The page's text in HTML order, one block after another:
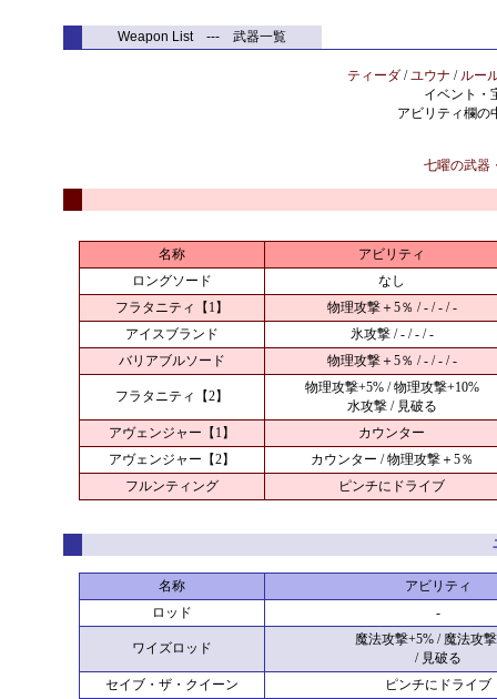
Weapon List --- 武器一覧
ティーダ /ユウナ / ルー
イベント・
アビリティ欄の
七曜の武器
名称
アビリティ
ロングソード
なし
フラタニティ【1】
物理攻撃＋5％ / - / - / -
アイスブランド
氷攻撃 / - / - / -
バリアブルソード
物理攻撃＋5％ / - / - / -
フラタニティ【2】
物理攻撃+5% / 物理攻撃+10%
水攻撃 / 見破る
アヴェンジャー【1】
カウンター
アヴェンジャー【2】
カウンター / 物理攻撃＋5％
フルンティング
ピンチにドライブ
名称
アビリティ
ロッド
-
ワイズロッド
魔法攻撃+5% / 魔法攻
/ 見破る
セイブ・ザ・クイーン
ピンチにドライブ